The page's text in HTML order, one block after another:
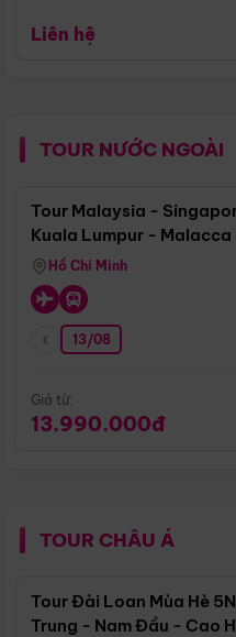
Liên hệ
TOUR NƯỚC NGOÀI
Tour Malaysia -
Kuala Lumpur -
Singapore
Hồ Chí Minh
13/08
Giá từ:
13.990.000đ
TOUR CHÂU Á
Tour Đài Loan Mùa Hè
Trung - Nam Đầu - Cao